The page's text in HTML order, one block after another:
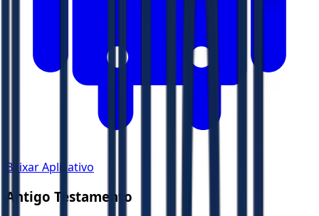
Baixar Aplicativo
Antigo Testamento